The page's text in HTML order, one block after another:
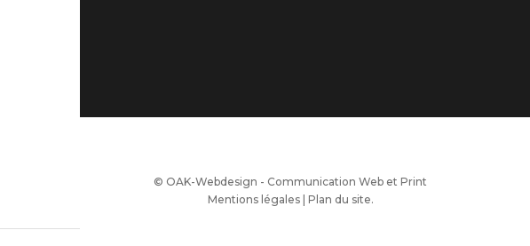
© OAK-Webdesign - Communication Web et Print
Mentions légales| Plan du site.